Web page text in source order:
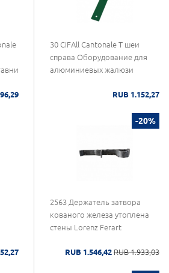
30 CiFAll Cantonale Т шеи
справа Оборудование для
алюминиевых жалюзи
RUB 1.152,27
-20%
2563 Держатель затвора
кованого железа утоплена
стены Lorenz Ferart
RUB 1.546,42 RUB 1.933,03